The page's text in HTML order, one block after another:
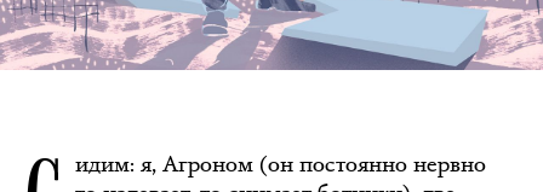
идим: я, Агроном (он постоянно нервно